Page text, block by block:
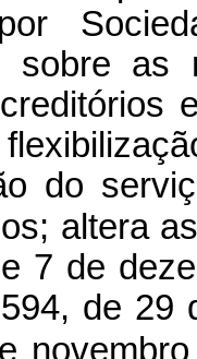
sobre as
do
altera
7 de
de 29